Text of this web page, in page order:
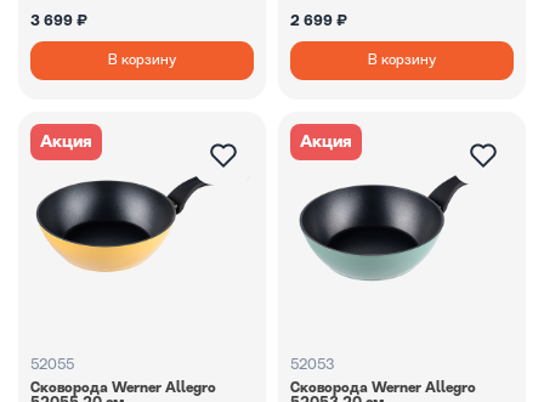
3 699 ₽
В корзину
2 699 ₽
В корзину
Акция
52055
Сковорода Werner Allegro
Акция
52053
Сковорода Werner Allegro